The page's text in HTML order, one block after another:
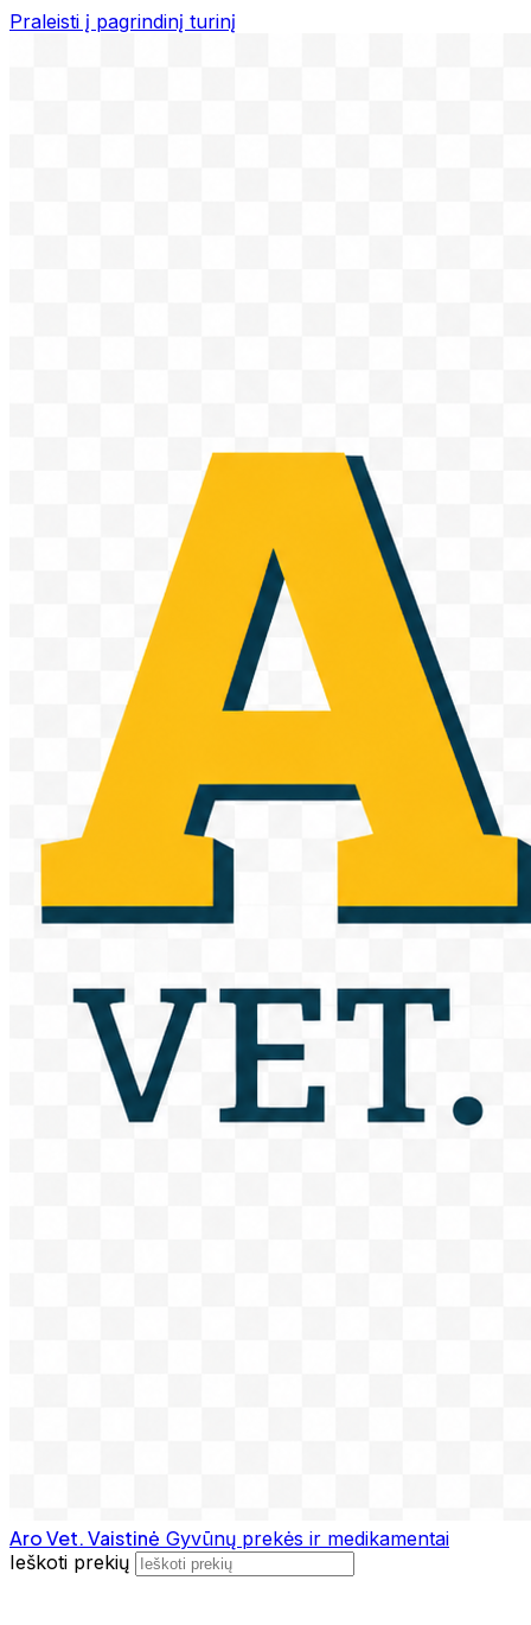
Praleisti į pagrindinį turinį
Aro Vet. Vaistinė Gyvūnų prekės ir medikamentai
Ieškoti prekių